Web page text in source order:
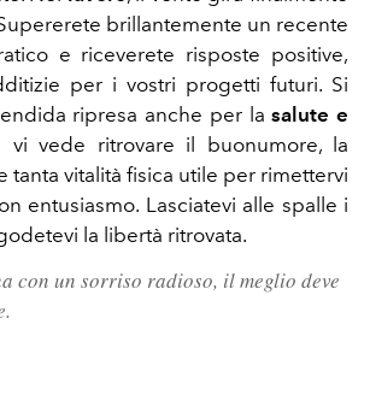
brillantemente un recente
e riceverete risposte positive,
per i vostri progetti futuri. Si
ripresa anche per lasalute e
vi vede ritrovare il buonumore, la
tanta vitalità fisica utile per rimettervi
entusiasmo. Lasciatevi alle spalle i
la libertà ritrovata.
con un sorriso radioso, il meglio deve